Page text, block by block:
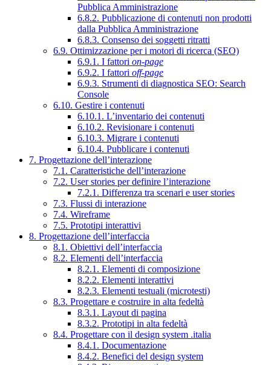
Pubblica Amministrazione
6.8.2. Pubblicazione di contenuti non prodotti
dalla Pubblica Amministrazione
6.8.3. Consenso dei soggetti ritratti
6.9. Ottimizzazione per i motori di ricerca (SEO)
6.9.1. I fattori on-page
6.9.2. I fattori off-page
6.9.3. Strumenti di diagnostica SEO: Search
Console
6.10. Gestire i contenuti
6.10.1. L’inventario dei contenuti
6.10.2. Revisionare i contenuti
6.10.3. Migrare i contenuti
6.10.4. Pubblicare i contenuti
7. Progettazione dell’interazione
7.1. Caratteristiche dell’interazione
7.2. User stories per definire l’interazione
7.2.1. Differenza tra scenari e user stories
7.3. Flussi di interazione
7.4. Wireframe
7.5. Prototipi interattivi
8. Progettazione dell’interfaccia
8.1. Obiettivi dell’interfaccia
8.2. Elementi dell’interfaccia
8.2.1. Elementi di composizione
8.2.2. Elementi interattivi
8.2.3. Elementi testuali (microtesti)
8.3. Progettare e costruire in alta fedeltà
8.3.1. Layout di pagina
8.3.2. Prototipi in alta fedeltà
8.4. Progettare con il design system .italia
8.4.1. Documentazione
8.4.2. Benefici del design system